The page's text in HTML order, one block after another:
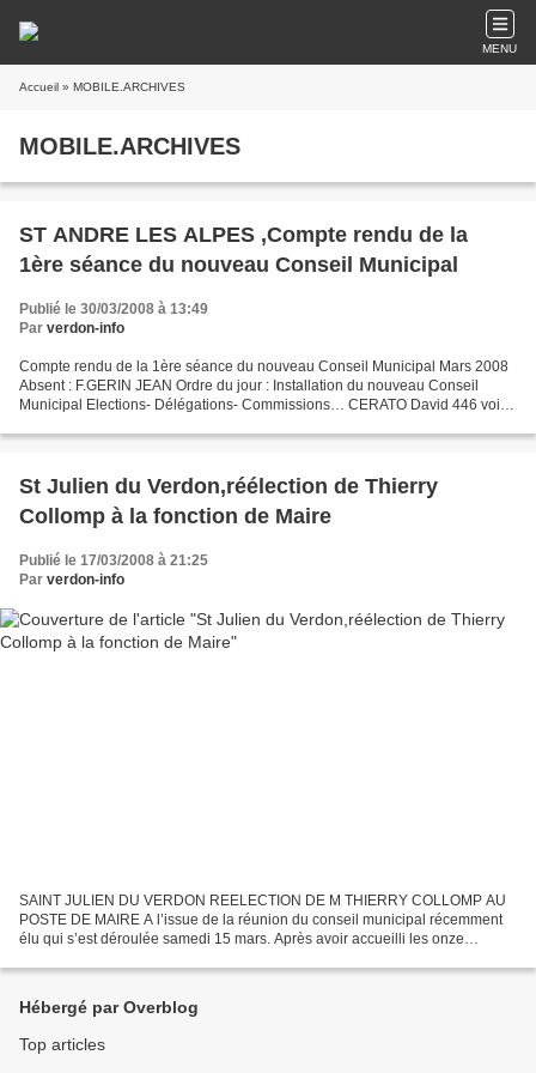
MENU
Accueil » MOBILE.ARCHIVES
MOBILE.ARCHIVES
ST ANDRE LES ALPES ,Compte rendu de la
1ère séance du nouveau Conseil Municipal
Publié le 30/03/2008 à 13:49
Par verdon-info
Compte rendu de la 1ère séance du nouveau Conseil Municipal Mars 2008
Absent : F.GERIN JEAN Ordre du jour : Installation du nouveau Conseil
Municipal Elections- Délégations- Commissions… CERATO David 446 voix
St Julien du Verdon,réélection de Thierry
Collomp à la fonction de Maire
Publié le 17/03/2008 à 21:25
Par verdon-info
SAINT JULIEN DU VERDON REELECTION DE M THIERRY COLLOMP AU
POSTE DE MAIRE A l’issue de la réunion du conseil municipal récemment
élu qui s’est déroulée samedi 15 mars. Après avoir accueilli les onze
Hébergé par Overblog
Top articles